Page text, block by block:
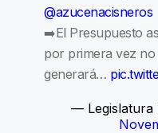
@azucenacisneros
➡️El Presupuesto
por primera vez
generará…
— Legislatura